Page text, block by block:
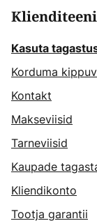
Kasuta
Korduma
Kontakt
Makseviisid
Tarneviisid
Kaupade
Kliendikonto
Tootja garantii